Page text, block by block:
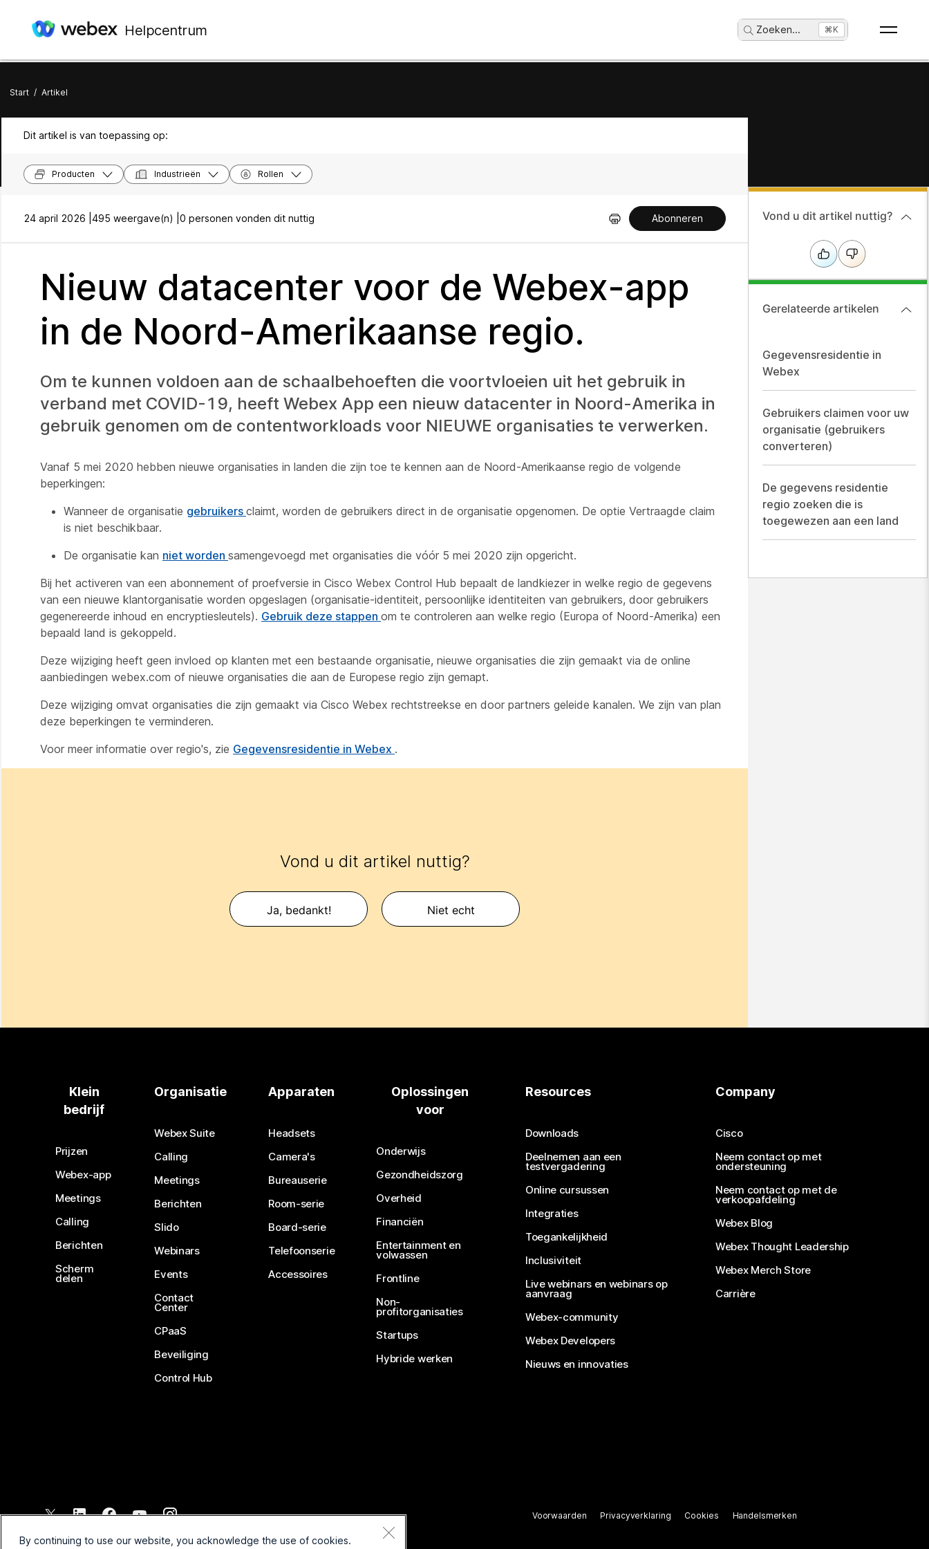
Helpcentrum Zoeken... ⌘K
Start / Artikel
Dit artikel is van toepassing op:
Producten Industrieën Rollen
24 april 2026 | 495 weergave(n) | 0 personen vonden dit nuttig Abonneren
Nieuw datacenter voor de Webex-app
in de Noord-Amerikaanse regio.
Om te kunnen voldoen aan de schaalbehoeften die voortvloeien uit het gebruik in
verband met COVID-19, heeft Webex App een nieuw datacenter in Noord-Amerika in
gebruik genomen om de contentworkloads voor NIEUWE organisaties te verwerken.
Vanaf 5 mei 2020 hebben nieuwe organisaties in landen die zijn toe te kennen aan de Noord-Amerikaanse regio de volgende
beperkingen:
Wanneer de organisatie gebruikers claimt, worden de gebruikers direct in de organisatie opgenomen. De optie Vertraagde claim
is niet beschikbaar.
De organisatie kan niet worden samengevoegd met organisaties die vóór 5 mei 2020 zijn opgericht.
Bij het activeren van een abonnement of proefversie in Cisco Webex Control Hub bepaalt de landkiezer in welke regio de gegevens
van een nieuwe klantorganisatie worden opgeslagen (organisatie-identiteit, persoonlijke identiteiten van gebruikers, door gebruikers
gegenereerde inhoud en encryptiesleutels). Gebruik deze stappen om te controleren aan welke regio (Europa of Noord-Amerika) een
bepaald land is gekoppeld.
Deze wijziging heeft geen invloed op klanten met een bestaande organisatie, nieuwe organisaties die zijn gemaakt via de online
aanbiedingen webex.com of nieuwe organisaties die aan de Europese regio zijn gemapt.
Deze wijziging omvat organisaties die zijn gemaakt via Cisco Webex rechtstreekse en door partners geleide kanalen. We zijn van plan
deze beperkingen te verminderen.
Voor meer informatie over regio's, zie Gegevensresidentie in Webex .
Vond u dit artikel nuttig?
Ja, bedankt! Niet echt
Vond u dit artikel nuttig?
Gerelateerde artikelen
Gegevensresidentie in
Webex
Gebruikers claimen voor uw
organisatie (gebruikers
converteren)
De gegevens residentie
regio zoeken die is
toegewezen aan een land
Klein
bedrijf
Prijzen
Webex-app
Meetings
Calling
Berichten
Scherm
delen
Organisatie
Webex Suite
Calling
Meetings
Berichten
Slido
Webinars
Events
Contact
Center
CPaaS
Beveiliging
Control Hub
Apparaten
Headsets
Camera's
Bureauserie
Room-serie
Board-serie
Telefoonserie
Accessoires
Oplossingen
voor
Onderwijs
Gezondheidszorg
Overheid
Financiën
Entertainment en
volwassen
Frontline
Non-
profitorganisaties
Startups
Hybride werken
Resources
Downloads
Deelnemen aan een
testvergadering
Online cursussen
Integraties
Toegankelijkheid
Inclusiviteit
Live webinars en webinars op
aanvraag
Webex-community
Webex Developers
Nieuws en innovaties
Company
Cisco
Neem contact op met
ondersteuning
Neem contact op met de
verkoopafdeling
Webex Blog
Webex Thought Leadership
Webex Merch Store
Carrière
2026 Cisco en/of de dochterondernemingen. Alle rechten voorbehouden.
Voorwaarden Privacyverklaring Cookies Handelsmerken
By continuing to use our website, you acknowledge the use of cookies.